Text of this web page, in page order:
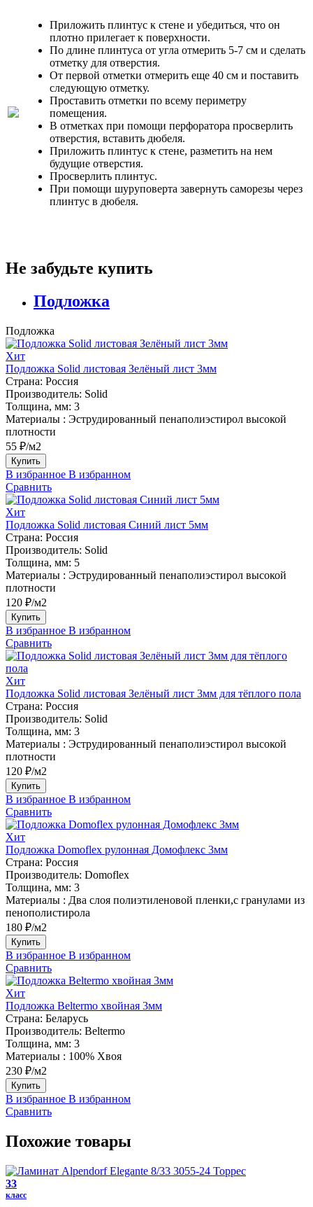
Приложить плинтус к стене и убедиться, что он
плотно прилегает к поверхности.
По длине плинтуса от угла отмерить 5-7 см и сделать
отметку для отверстия.
От первой отметки отмерить еще 40 см и поставить
следующую отметку.
Проставить отметки по всему периметру
помещения.
В отметках при помощи перфоратора просверлить
отверстия, вставить дюбеля.
Приложить плинтус к стене, разметить на нем
будущие отверстия.
Просверлить плинтус.
При помощи шуруповерта завернуть саморезы через
плинтус в дюбеля.
Не забудьте купить
Подложка
Подложка
Хит
Подложка Solid листовая Зелёный лист 3мм
Страна: Россия
Производитель: Solid
Толщина, мм: 3
Материалы : Эструдированный пенаполиэстирол высокой
плотности
55 ₽/м2
Купить
В избранное В избранном
Сравнить
Хит
Подложка Solid листовая Синий лист 5мм
Страна: Россия
Производитель: Solid
Толщина, мм: 5
Материалы : Эструдированный пенаполиэстирол высокой
плотности
120 ₽/м2
Купить
В избранное В избранном
Сравнить
Хит
Подложка Solid листовая Зелёный лист 3мм для тёплого пола
Страна: Россия
Производитель: Solid
Толщина, мм: 3
Материалы : Эструдированный пенаполиэстирол высокой
плотности
120 ₽/м2
Купить
В избранное В избранном
Сравнить
Хит
Подложка Domoflex рулонная Домофлекс 3мм
Страна: Россия
Производитель: Domoflex
Толщина, мм: 3
Материалы : Два слоя полиэтиленовой пленки,с гранулами из
пенополистирола
180 ₽/м2
Купить
В избранное В избранном
Сравнить
Хит
Подложка Beltermo хвойная 3мм
Страна: Беларусь
Производитель: Beltermo
Толщина, мм: 3
Материалы : 100% Хвоя
230 ₽/м2
Купить
В избранное В избранном
Сравнить
Похожие товары
33
класс